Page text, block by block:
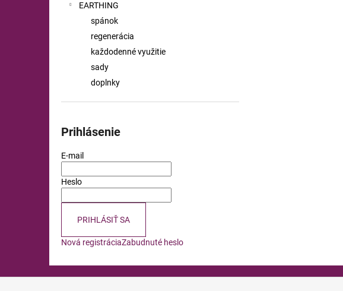
EARTHING
spánok
regenerácia
každodenné využitie
sady
doplnky
Prihlásenie
E-mail
Heslo
PRIHLÁSIŤ SA
Nová registráciaZabudnuté heslo